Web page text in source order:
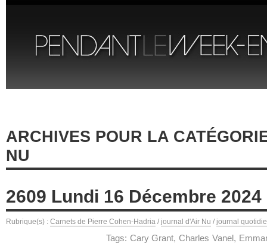
ARCHIVES POUR LA
NU
2609 Lundi 16 Décembre 2024
Rubrique(s) : Carnets de Pierre Cohen-Hadria / journal d'Air Nu / journal
Tags: Cary Grant,Charles Vanel,